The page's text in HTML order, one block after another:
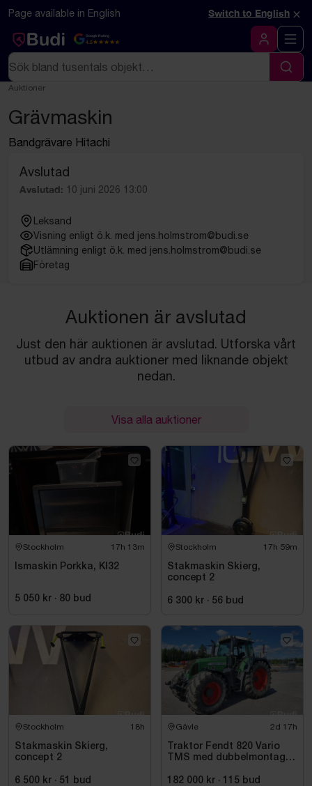
Hoppa till innehåll
Textbaserad (markdown) version av denna sida
Page available in English Switch to English ×
Google Rating
4.5
Logga in
Sök
Sök
Auktioner
Grävmaskin
Bandgrävare Hitachi
Avslutad
Avslutad: 10 juni 2026 13:00
Leksand
Visning enligt ö.k. med jens.holmstrom@budi.se
Utlämning enligt ö.k. med jens.holmstrom@budi.se
Företag
Auktionen är avslutad
Just den här auktionen är avslutad. Utforska vårt
utbud av andra auktioner med liknande objekt
nedan.
Visa alla auktioner
Stockholm 17h 13m
Ismaskin Porkka, Kl32
5 050 kr · 80 bud
Stockholm 17h 59m
Stakmaskin Skierg,
concept 2
6 300 kr · 56 bud
Stockholm 18h
Stakmaskin Skierg,
concept 2
6 500 kr · 51 bud
Gävle 2d 17h
Traktor Fendt 820 Vario
TMS med dubbelmontage
182 000 kr · 115 bud